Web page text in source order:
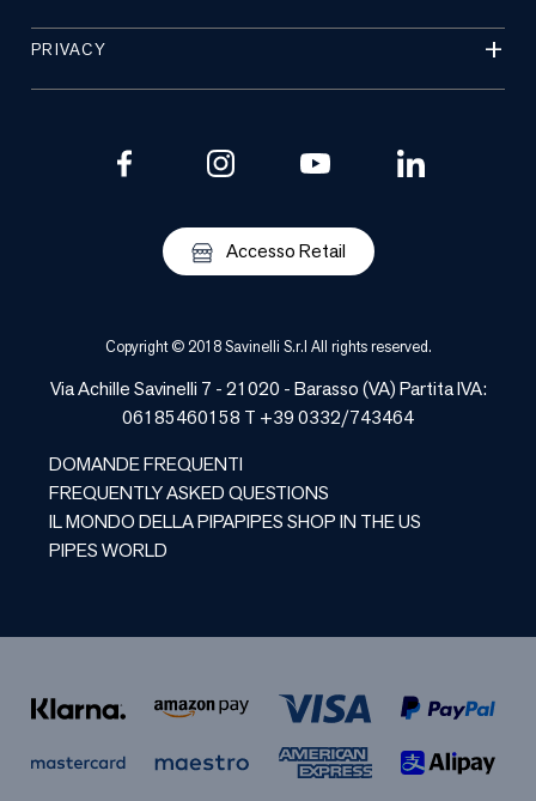
PRIVACY
Accesso Retail
Copyright © 2018 Savinelli S.r.l All rights reserved.
Via Achille Savinelli 7 - 21020 -Barasso(VA) Partita IVA:
06185460158 T +39 0332/743464
DOMANDE FREQUENTI
FREQUENTLY ASKED QUESTIONS
IL MONDO DELLA PIPAPIPES SHOP IN THE US
PIPES WORLD